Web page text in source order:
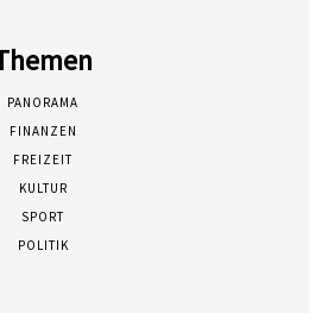
PANORAMA
FINANZEN
FREIZEIT
KULTUR
SPORT
POLITIK